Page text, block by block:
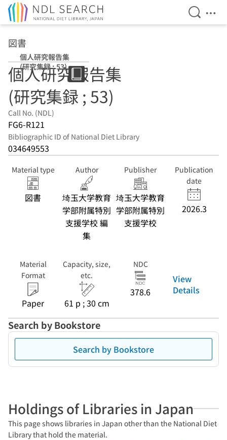
Open
図書
個人研究報告集
(研究集録 ; 53)
個人研究報告集
(研究集録 ; 53)
Call No. (NDL)
FG6-R121
Bibliographic ID of National Diet Library
034649553
Material type
図書
Author
埼玉大学教育
学部附属特別
支援学校 編
集
Publisher
埼玉大学教育
学部附属特別
支援学校
Publication
date
2026.3
Material
Format
Paper
Capacity, size,
etc.
61 p ; 30 cm
NDC
378.6
View
Details
Search by Bookstore
Search by Bookstore
Holdings of Libraries in Japan
This page shows libraries in Japan other than the National Diet
Library that hold the material.